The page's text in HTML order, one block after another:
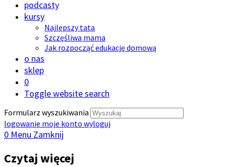
podcasty
kursy
Najlepszy tata
Szczęśliwa mama
Jak rozpocząć edukację domową
o nas
sklep
0
Toggle website search
Formularz wyszukiwania
logowanie moje konto wyloguj
0 Menu Zamknij
Czytaj więcej